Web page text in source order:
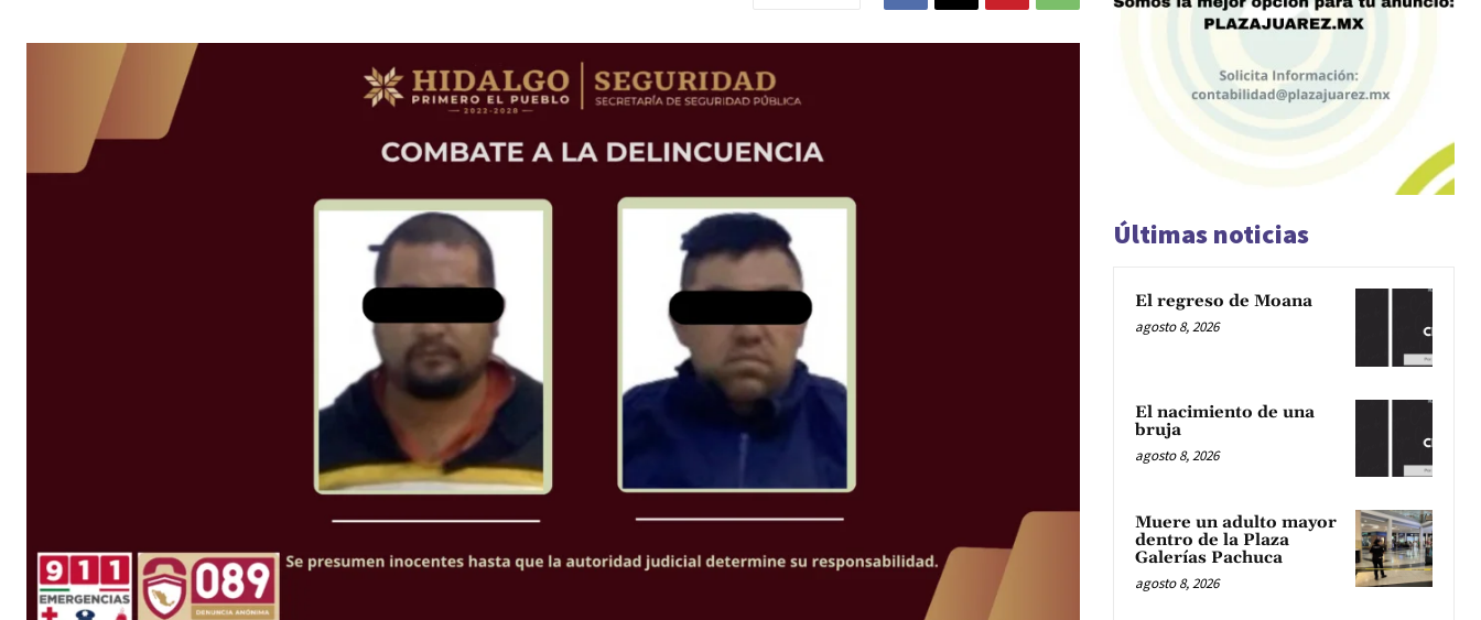
Últimas noticias
El regreso de Moana
agosto 8, 2026
El nacimiento de una
bruja
agosto 8, 2026
Muere un adulto mayor
dentro de la Plaza
Galerías Pachuca
agosto 8, 2026